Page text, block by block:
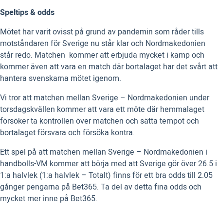
Speltips & odds
Mötet har varit ovisst på grund av pandemin som råder tills
motståndaren för Sverige nu står klar och Nordmakedonien
står redo. Matchen kommer att erbjuda mycket i kamp och
kommer även att vara en match där bortalaget har det svårt att
hantera svenskarna mötet igenom.
Vi tror att matchen mellan Sverige – Nordmakedonien under
torsdagskvällen kommer att vara ett möte där hemmalaget
försöker ta kontrollen över matchen och sätta tempot och
bortalaget försvara och försöka kontra.
Ett spel på att matchen mellan Sverige – Nordmakedonien i
handbolls-VM kommer att börja med att Sverige gör över 26.5 i
1:a halvlek (1:a halvlek – Totalt) finns för ett bra odds till 2.05
gånger pengarna på Bet365. Ta del av detta fina odds och
mycket mer inne på Bet365.